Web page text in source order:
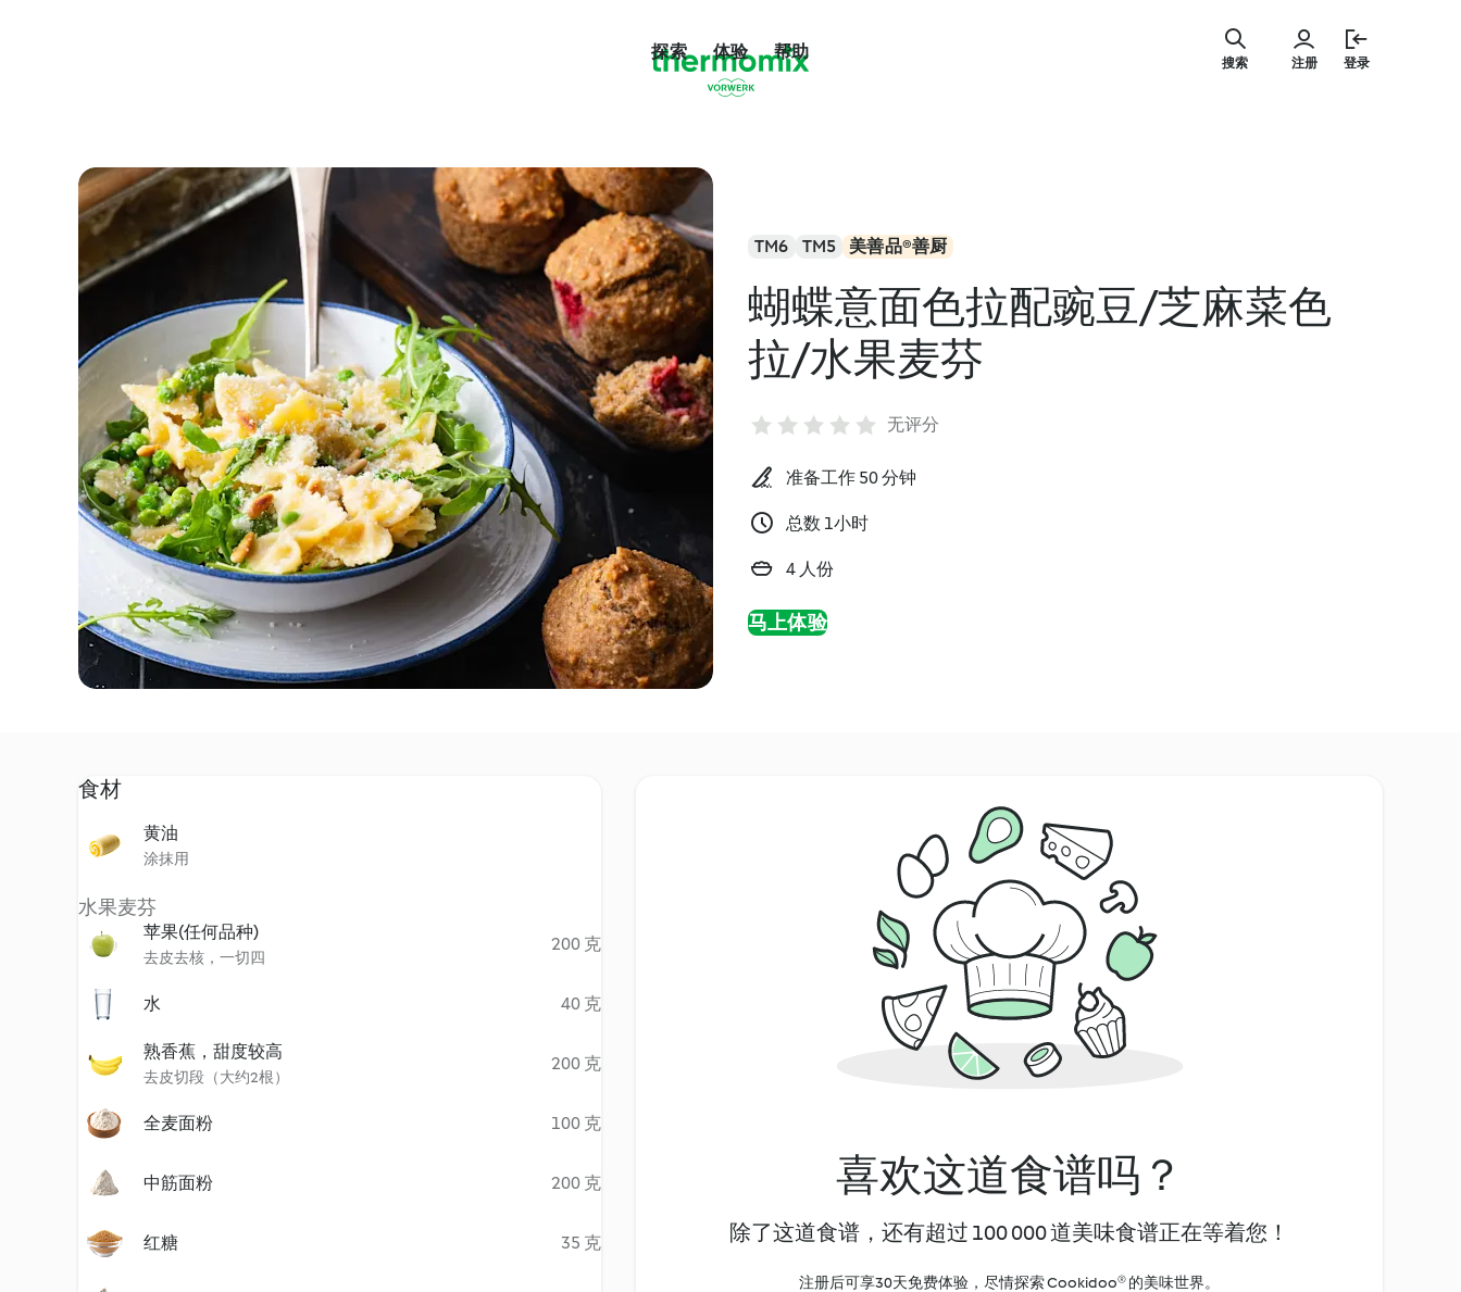
探索 体验 帮助
注册 登录
搜索
TM6 TM5 美善品®善厨
蝴蝶意面色拉配豌豆/芝麻菜色
拉/水果麦芬
无评分
准备工作 50 分钟
总数 1小时
4 人份
马上体验
食材
黄油
涂抹用
水果麦芬
苹果(任何品种)
去皮去核，一切四
200 克
水 40 克
熟香蕉，甜度较高
去皮切段（大约2根）
200 克
全麦面粉 100 克
中筋面粉 200 克
红糖 35 克
喜欢这道食谱吗？
除了这道食谱，还有超过 100 000 道美味食谱正在等着您！
注册后可享30天免费体验，尽情探索 Cookidoo® 的美味世界。